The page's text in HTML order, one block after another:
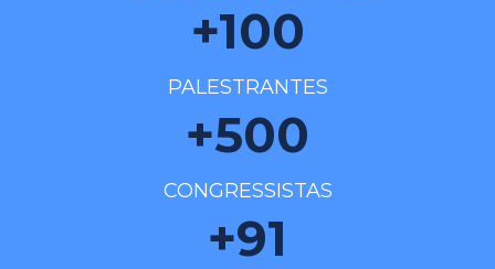
+100
PALESTRANTES
+500
CONGRESSISTAS
+91